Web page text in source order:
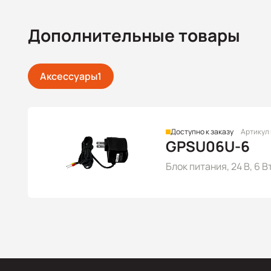
Дополнительные товары
Аксессуары1
Доступно к заказу
GPSU06U-6
Блок питания, 24 В, 6